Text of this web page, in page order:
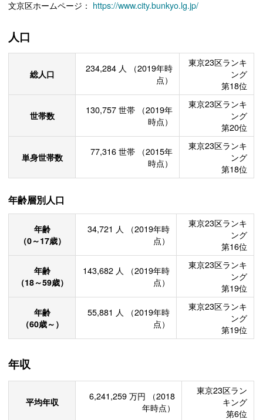
文京区ホームページ： https://www.city.bunkyo.lg.jp/
人口
総人口 234,284 人
（2019年時
点）
東京23区ランキ
ング
第18位
世帯数 130,757 世帯
（2019年
時点）
東京23区ランキ
ング
第20位
単身世帯数 77,316 世帯
（2015年
時点）
東京23区ランキ
ング
第18位
年齢層別人口
年齢
（0～17歳）
34,721 人
（2019年時
点）
東京23区ランキ
ング
第16位
年齢
（18～59歳）
143,682 人
（2019年時
点）
東京23区ランキ
ング
第19位
年齢
（60歳～）
55,881 人
（2019年時
点）
東京23区ランキ
ング
第19位
年収
平均年収 6,241,259 万円
（2018
年時点）
東京23区ラン
キング
第6位